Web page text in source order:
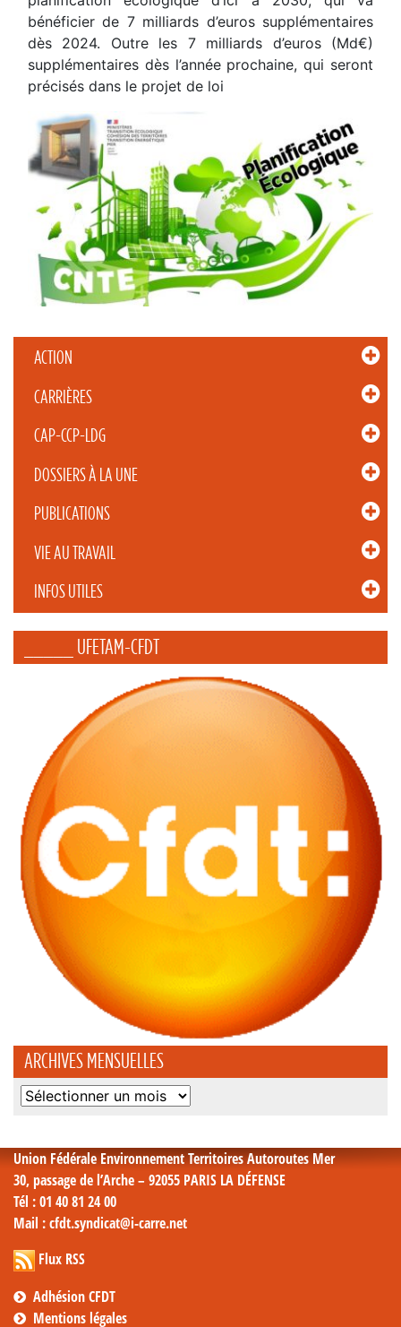
ACTION
CARRIÈRES
CAP-CCP-LDG
DOSSIERS À LA UNE
PUBLICATIONS
VIE AU TRAVAIL
INFOS UTILES
_____ UFETAM-CFDT
ARCHIVES MENSUELLES
Archives
bénéficier de 7 milliards d’euros supplémentaires
dès 2024. Outre les 7 milliards d’euros (Md€)
supplémentaires dès l’année prochaine, qui seront
précisés dans le projet de loi
Union Fédérale Environnement Territoires Autoroutes Mer
30, passage de l’Arche – 92055 PARIS LA DÉFENSE
Tél : 01 40 81 24 00
Mail : cfdt.syndicat@i-carre.net
Flux RSS
Adhésion CFDT
Mentions légales